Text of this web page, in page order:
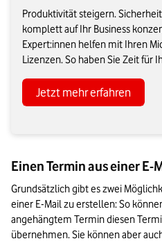
Produktivität steigern.
komplett auf Ihr Business
Expert:innen helfen mit Ihren
Lizenzen. So haben Sie Zeit für
Jetzt mehr erfahren
Einen Termin aus einer
Grundsätzlich gibt es zwei
einer E-Mail zu erstellen: So
angehängtem Termin diesen
übernehmen. Sie können aber